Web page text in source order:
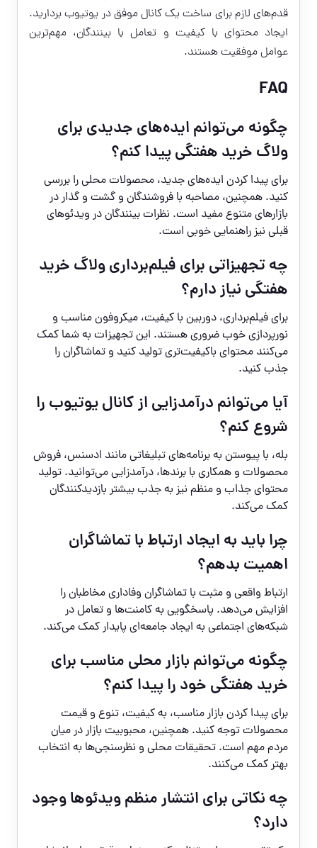
قدم‌های لازم برای ساخت یک کانال موفق در یوتیوب بردارید.
ایجاد محتوای با کیفیت و تعامل با بینندگان، مهم‌ترین
عوامل موفقیت هستند.
FAQ
چگونه می‌توانم ایده‌های جدیدی برای
ولاگ خرید هفتگی پیدا کنم؟
برای پیدا کردن ایده‌های جدید، محصولات محلی را بررسی
کنید. همچنین، مصاحبه با فروشندگان و گشت و گذار در
بازارهای متنوع مفید است. نظرات بینندگان در ویدئوهای
قبلی نیز راهنمایی خوبی است.
چه تجهیزاتی برای فیلم‌برداری ولاگ خرید
هفتگی نیاز دارم؟
برای فیلم‌برداری، دوربین با کیفیت، میکروفون مناسب و
نورپردازی خوب ضروری هستند. این تجهیزات به شما کمک
می‌کنند محتوای باکیفیت‌تری تولید کنید و تماشاگران را
جذب کنید.
آیا می‌توانم درآمدزایی از کانال یوتیوب را
شروع کنم؟
بله، با پیوستن به برنامه‌های تبلیغاتی مانند ادسنس، فروش
محصولات و همکاری با برندها، درآمدزایی می‌توانید. تولید
محتوای جذاب و منظم نیز به جذب بیشتر بازدیدکنندگان
کمک می‌کند.
چرا باید به ایجاد ارتباط با تماشاگران
اهمیت بدهم؟
ارتباط واقعی و مثبت با تماشاگران وفاداری مخاطبان را
افزایش می‌دهد. پاسخگویی به کامنت‌ها و تعامل در
شبکه‌های اجتماعی به ایجاد جامعه‌ای پایدار کمک می‌کند.
چگونه می‌توانم بازار محلی مناسب برای
خرید هفتگی خود را پیدا کنم؟
برای پیدا کردن بازار مناسب، به کیفیت، تنوع و قیمت
محصولات توجه کنید. همچنین، محبوبیت بازار در میان
مردم مهم است. تحقیقات محلی و نظرسنجی‌ها به انتخاب
بهتر کمک می‌کنند.
چه نکاتی برای انتشار منظم ویدئوها وجود
دارد؟